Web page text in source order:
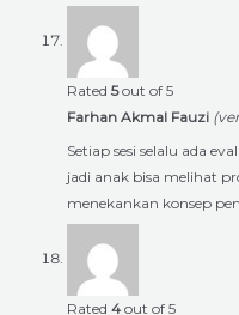
Rated 5out of 5
Farhan Akmal Fauzi
Setiap sesi selalu ada
jadi anak bisa melihat
menekankan konsep
Rated 4 out of 5